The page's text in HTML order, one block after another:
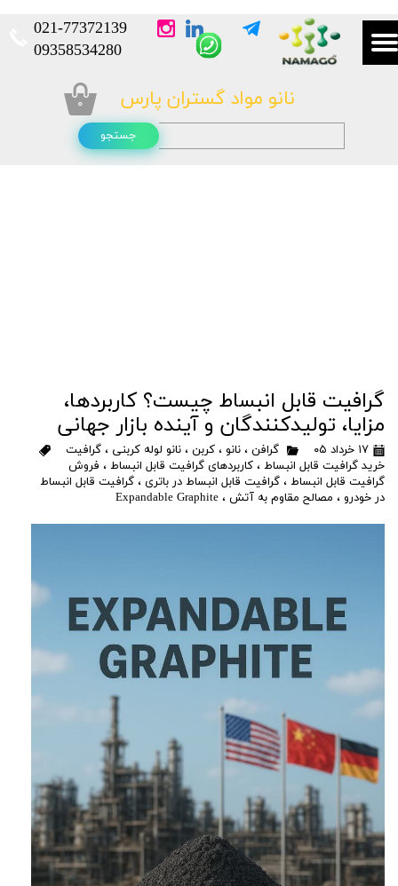
نانو مواد گستران پارس
021-77372139​​​​​​​
​​​​​​​09358534280
جستجو
۰
گرافیت قابل انبساط چیست؟ کاربردها،
مزایا، تولیدکنندگان و آینده بازار جهانی
۱۷ خرداد ۰۵ گرافن ، نانو ، کربن ، نانو لوله کربنی ، گرافیت
خرید گرافیت قابل انبساط ، کاربردهای گرافیت قابل انبساط ، فروش
گرافیت قابل انبساط ، گرافیت قابل انبساط در باتری ، گرافیت قابل انبساط
در خودرو ، مصالح مقاوم به آتش ، Expandable Graphite